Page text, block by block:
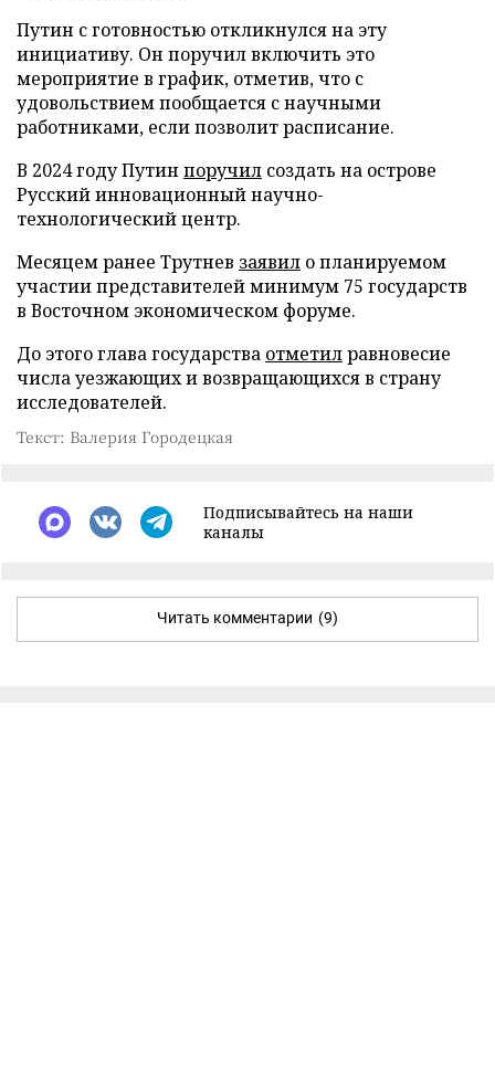
Путин с готовностью откликнулся на эту
инициативу. Он поручил включить это
мероприятие в график, отметив, что с
удовольствием пообщается с научными
работниками, если позволит расписание.
В 2024 году Путин поручил создать на острове
Русский инновационный научно-
технологический центр.
Месяцем ранее Трутнев заявил о планируемом
участии представителей минимум 75 государств
в Восточном экономическом форуме.
До этого глава государства отметилравновесие
числа уезжающих и возвращающихся в страну
исследователей.
Текст: Валерия Городецкая
Подписывайтесь на наши
каналы
Читать комментарии (9)